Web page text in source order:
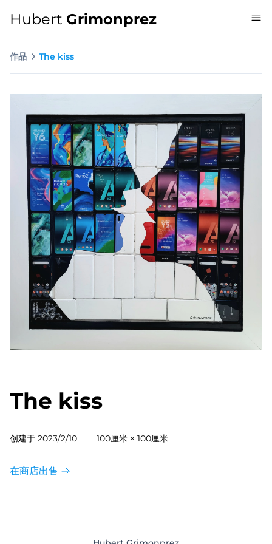
Hubert Grimonprez
作品 The kiss
The kiss
创建于 2023/2/10 100厘米 × 100厘米
在商店出售